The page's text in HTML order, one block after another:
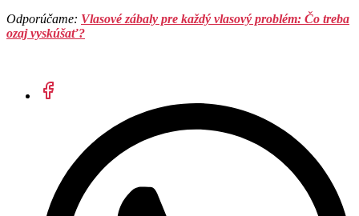
Odporúčame: Vlasové zábaly pre každý vlasový problém: Čo treba
ozaj vyskúšať?